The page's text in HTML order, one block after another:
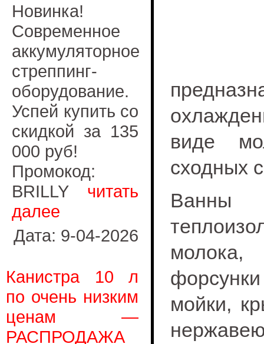
Новинка!
Современное
аккумуляторное
стреппинг-
оборудование.
Успей купить со
скидкой за 135
000 руб!
Промокод:
BRILLY читать
далее
Дата: 9-04-2026
Канистра 10 л
по очень низким
ценам —
РАСПРОДАЖА
виде
сходных
молока,
мойки,